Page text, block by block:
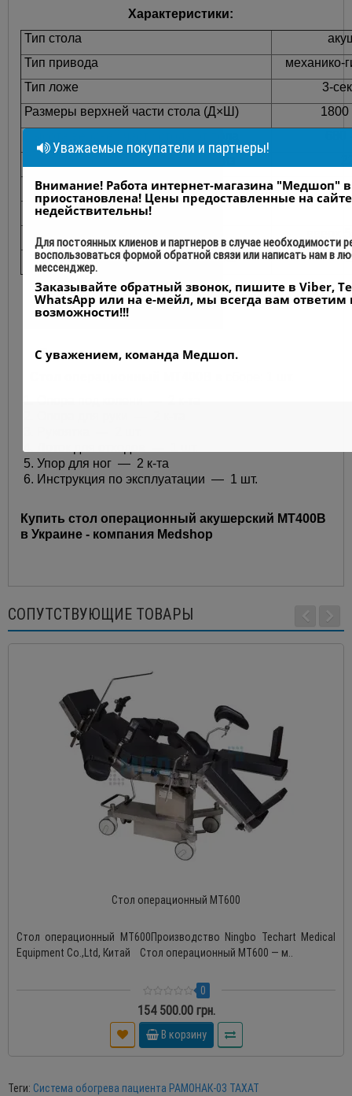
Характеристики:
Тип стола
Тип привода
механико-
Тип ложе
3-
Размеры верхней части стола (Д×Ш)
Диапазон перемещения вверх-вниз
Тренделенбург
Обратный тренделенбург
Максимальная безопасная нагрузка
Гарантия12 месяцев
Базовая комплектация:
4. Лоток для отходов — 1 шт.
5. Упор для ног — 2 к-та
6. Инструкция по эксплуатации — 1 шт.
Купить стол операционный акушерский МТ400В
в Украине - компания Medshop
СОПУТСТВУЮЩИЕ ТОВАРЫ
Стол операционный МТ600
Стол операционный МТ600Производство Ningbo Techart Medical
Equipment Co.,Ltd, Китай Стол операционный МТ600 — м..
0
154 500.00 грн.
В корзину
Теги: Система обогрева пациента РАМОНАК-03 ТАХАТ
Уважаемые покупатели и партнеры!
Внимание! Работа интернет-магазина "Медшоп"
приостановлена! Цены предоставленные на сайте
недействительны!
Для постоянных клиенов и партнеров в случае необходимости
воспользоваться формой обратной связи или написать нам в
мессенджер.
Заказывайте обратный звонок, пишите в Viber,
WhatsApp или на е-мейл, мы всегда вам ответим
возможности!!!
С уважением, команда Медшоп.